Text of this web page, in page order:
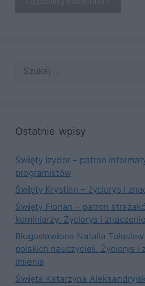
Ostatnie wpisy
Święty Izydor – patron
programistów
Święty Krystian – życiorys i
Święty Florian – patron
kominiarzy. Życiorys i
Błogosławiona Natalia
polskich nauczycieli. Życiorys i
imienia
Święta Katarzyna